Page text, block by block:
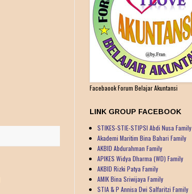
Facebaook Forum Belajar Akuntansi
LINK GROUP FACEBOOK
STIKES-STIE-STIPSI Abdi Nusa Family
Akademi Maritim Bina Bahari Family
AKBID Abdurahman Family
APIKES Widya Dharma (WD) Family
AKBID Rizki Patya Family
AMIK Bina Sriwijaya Family
STIA & P Annisa Dwi Salfaritzi Family